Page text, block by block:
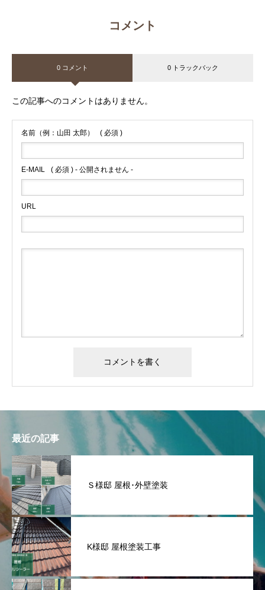
コメント
0 コメント 0 トラックバック
この記事へのコメントはありません。
名前（例：山田 太郎） ( 必須 )
E-MAIL ( 必須 ) - 公開されません -
URL
最近の記事
Ｓ様邸 屋根･外壁塗装
K様邸 屋根塗装工事